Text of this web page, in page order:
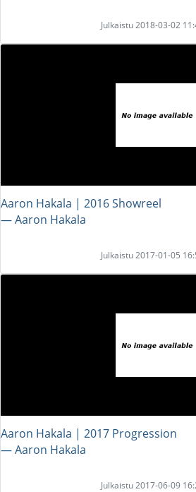
Julkaistu 2018-03-02
Aaron Hakala | 2016 Showreel
― Aaron Hakala
Julkaistu 2017-01-05
Aaron Hakala | 2017 Progression
― Aaron Hakala
Julkaistu 2017-06-09